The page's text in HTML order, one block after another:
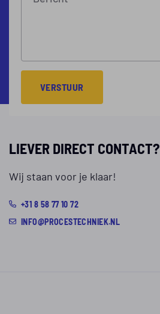
VERSTUUR
LIEVER DIRECT CONTACT?
Wij staan voor je klaar!
+31 8 58 77 10 72
INFO@PROCESTECHNIEK.NL